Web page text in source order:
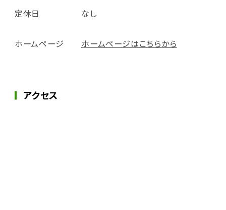
定休日 なし
ホームページ ホームページはこちらから
アクセス